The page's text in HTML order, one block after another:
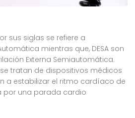
sus siglas se refiere a
mientras que, DESA son
Externa Semiautomática.
se tratan de dispositivos médicos
a estabilizar el ritmo cardíaco de
por una parada cardio